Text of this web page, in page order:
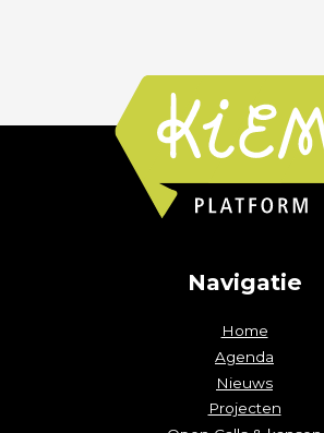
Navigatie
Home
Agenda
Nieuws
Projecten